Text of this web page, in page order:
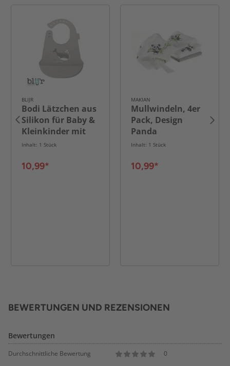
BLIJR
Bodi Lätzchen aus
Silikon für Baby &
Kleinkinder mit
Auffangschale,
Inhalt: 1 Stück
10,99*
MAKIAN
Mullwindeln, 4er
Pack, Design
Panda
Inhalt: 1 Stück
10,99*
BEWERTUNGEN UND REZENSIONEN
Bewertungen
Durchschnittliche Bewertung 0